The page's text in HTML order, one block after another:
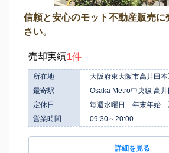
信頼と安心のモット不動産販売に
さい。
売却実績1件
所在地
大阪府東大阪市高井田
最寄駅
Osaka Metro中央線 高井
定休日
毎週水曜日 年末年始
営業時間
09:30～20:00
詳細を見る